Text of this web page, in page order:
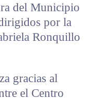
del Municipio
por la
Ronquillo
gracias al
el Centro